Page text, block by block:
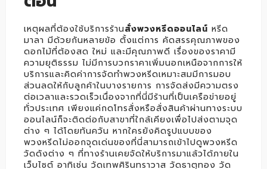
เหตุผลที่ต้องใช้บริการร้านสั่งพวงหรีดออนไลน์ หรีด
มาลา มีด้วยกันหลายข้อ ตั้งแต่การ คัดสรรคุณภาพของ
ดอกไม้ที่ต้องสด ใหม่ และมีคุณภาพดี เรื่องของราคามี
ความยุติธรรม ไม่มีการบวกราคาเพิ่มนอกเหนือจากการให้
บริการและคิดค่าการจัดทำพวงหรีดเหมาะสมมีการมอบ
ส่วนลดให้กับลูกค้าในบางรายการ การจัดส่งมีความตรง
ต่อเวลาและรวดเร็วเนื่องจากที่นี่มีร้านที่เป็นเครือข่ายอยู่
ทั่วประเทศ เพียงแค่กดโทรสั่งหรือสั่งสินค้าผ่านทางระบบ
ออนไลน์ก็จะติดต่อกับสาขาที่ใกล้เคียงเพื่อไปส่งตามจุด
ต่าง ๆ ได้โดยทันควัน หากใครยังคิดรูปแบบของ
พวงหรีดไม่ออกจุดเด่นของที่นี่สามารถเข้าไปดูพวงหรีด
วัดดังต่าง ๆ ที่ทางร้านเคยจัดให้บริการมาแล้วได้ภายใน
เว็บไซต์ อาทิเช่น วัดเทพศิรินทราวาส วัดธาตุทอง วัด